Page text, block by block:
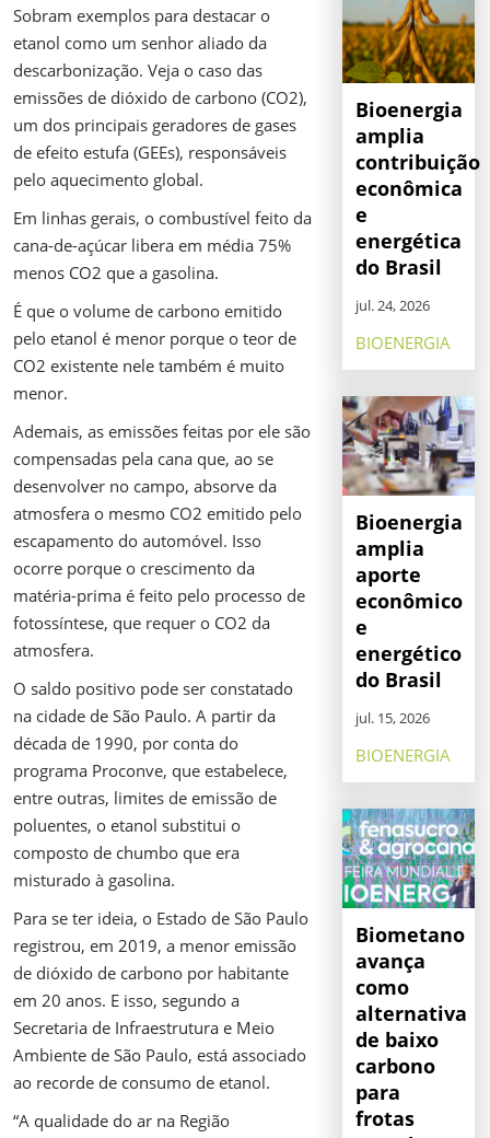
Sobram exemplos para destacar o
etanol como um senhor aliado da
descarbonização. Veja o caso das
emissões de dióxido de carbono (CO2),
um dos principais geradores de gases
de efeito estufa (GEEs), responsáveis
pelo aquecimento global.
Em linhas gerais, o combustível feito da
cana-de-açúcar libera em média 75%
menos CO2 que a gasolina.
É que o volume de carbono emitido
pelo etanol é menor porque o teor de
CO2 existente nele também é muito
menor.
Ademais, as emissões feitas por ele são
compensadas pela cana que, ao se
desenvolver no campo, absorve da
atmosfera o mesmo CO2 emitido pelo
escapamento do automóvel. Isso
ocorre porque o crescimento da
matéria-prima é feito pelo processo de
fotossíntese, que requer o CO2 da
atmosfera.
O saldo positivo pode ser constatado
na cidade de São Paulo. A partir da
década de 1990, por conta do
programa Proconve, que estabelece,
entre outras, limites de emissão de
poluentes, o etanol substitui o
composto de chumbo que era
misturado à gasolina.
Para se ter ideia, o Estado de São Paulo
registrou, em 2019, a menor emissão
de dióxido de carbono por habitante
em 20 anos. E isso, segundo a
Secretaria de Infraestrutura e Meio
Ambiente de São Paulo, está associado
ao recorde de consumo de etanol.
“A qualidade do ar na Região
Bioenergia
amplia
contribuição
econômica
e
energética
do Brasil
jul. 24, 2026
BIOENERGIA
Bioenergia
amplia
aporte
econômico
e
energético
do Brasil
jul. 15, 2026
BIOENERGIA
Biometano
avança
como
alternativa
de baixo
carbono
para
frotas